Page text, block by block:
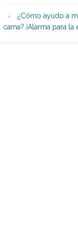
¿Cómo ayudo a
cama? ¡Alarma para